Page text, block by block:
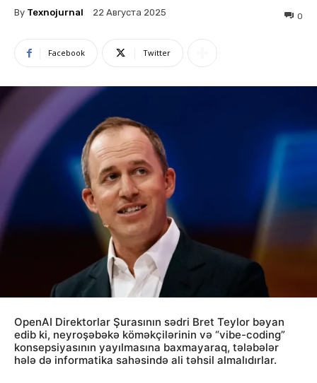
By Texnojurnal 22 Августа 2025 0
Facebook Twitter
OpenAI Direktorlar Şurasının sədri Bret Teylor bəyan
edib ki, neyroşəbəkə köməkçilərinin və “vibe-coding”
konsepsiyasının yayılmasına baxmayaraq, tələbələr
hələ də informatika sahəsində ali təhsil almalıdırlar.